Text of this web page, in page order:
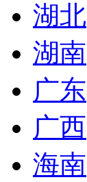
湖北
湖南
广东
广西
海南